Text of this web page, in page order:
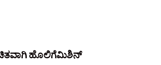
ಹೊಲಿಗೆಮಿಶಿನ್‌